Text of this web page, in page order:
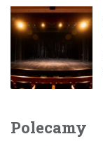
Polecamy